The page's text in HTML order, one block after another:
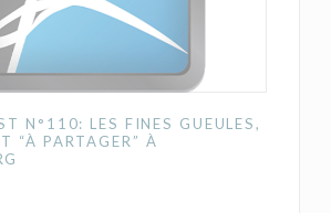
N°110: LES FINES GUEULES,
“À PARTAGER” À